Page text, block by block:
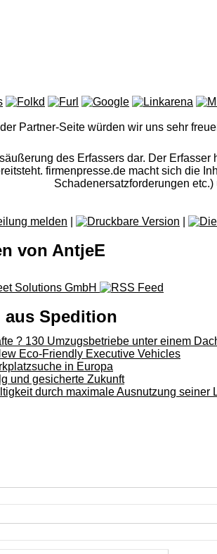
Partner-Seite würden wir uns sehr
des Erfassers dar. Der
firmenpresse.de macht sich die
Schadenersatzforderungen
melden
von AntjeE
Solutions GmbH
aus Spedition
? 130 Umzugsbetriebe unter einem
Eco-Friendly Executive Vehicles
in Europa
und gesicherte Zukunft
durch maximale Ausnutzung seiner